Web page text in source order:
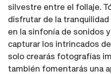
silvestre entre el follaje.
disfrutar de la
en la sinfonía de sonidos
capturar los intrincados
solo crearás fotografías
también fomentarás una